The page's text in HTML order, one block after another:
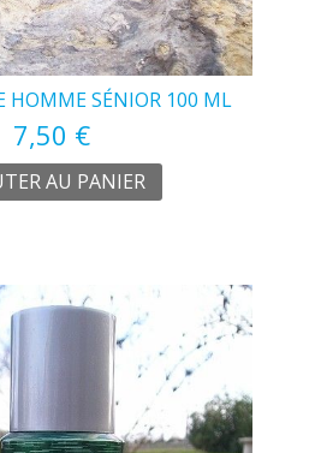
HOMME SÉNIOR 100 ML
7,50 €
AU PANIER